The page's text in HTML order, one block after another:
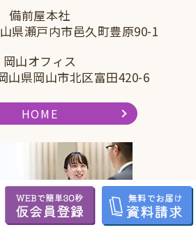
備前屋本社
県瀬戸内市邑久町豊原90-1
岡山オフィス
山県岡山市北区富田420-6
HOME